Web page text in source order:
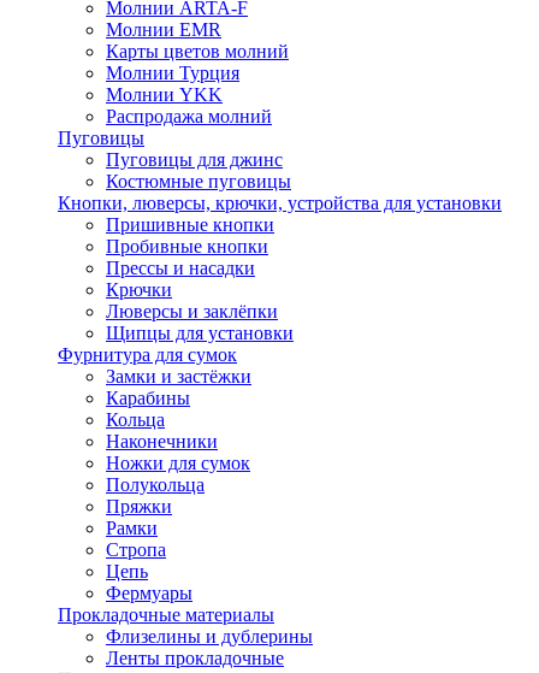
Молнии ARTA-F
Молнии EMR
Карты цветов молний
Молнии Турция
Молнии YKK
Распродажа молний
Пуговицы
Пуговицы для джинс
Костюмные пуговицы
Кнопки, люверсы, крючки, устройства для установки
Пришивные кнопки
Пробивные кнопки
Прессы и насадки
Крючки
Люверсы и заклёпки
Щипцы для установки
Фурнитура для сумок
Замки и застёжки
Карабины
Кольца
Наконечники
Ножки для сумок
Полукольца
Пряжки
Рамки
Стропа
Цепь
Фермуары
Прокладочные материалы
Флизелины и дублерины
Ленты прокладочные